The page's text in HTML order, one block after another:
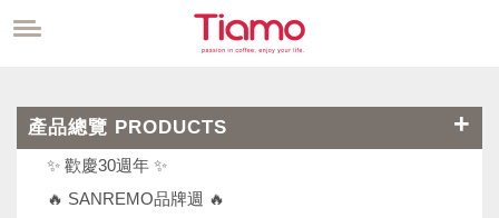
產品總覽 PRODUCTS
✨ 歡慶30週年 ✨
🔥 SANREMO品牌週 🔥